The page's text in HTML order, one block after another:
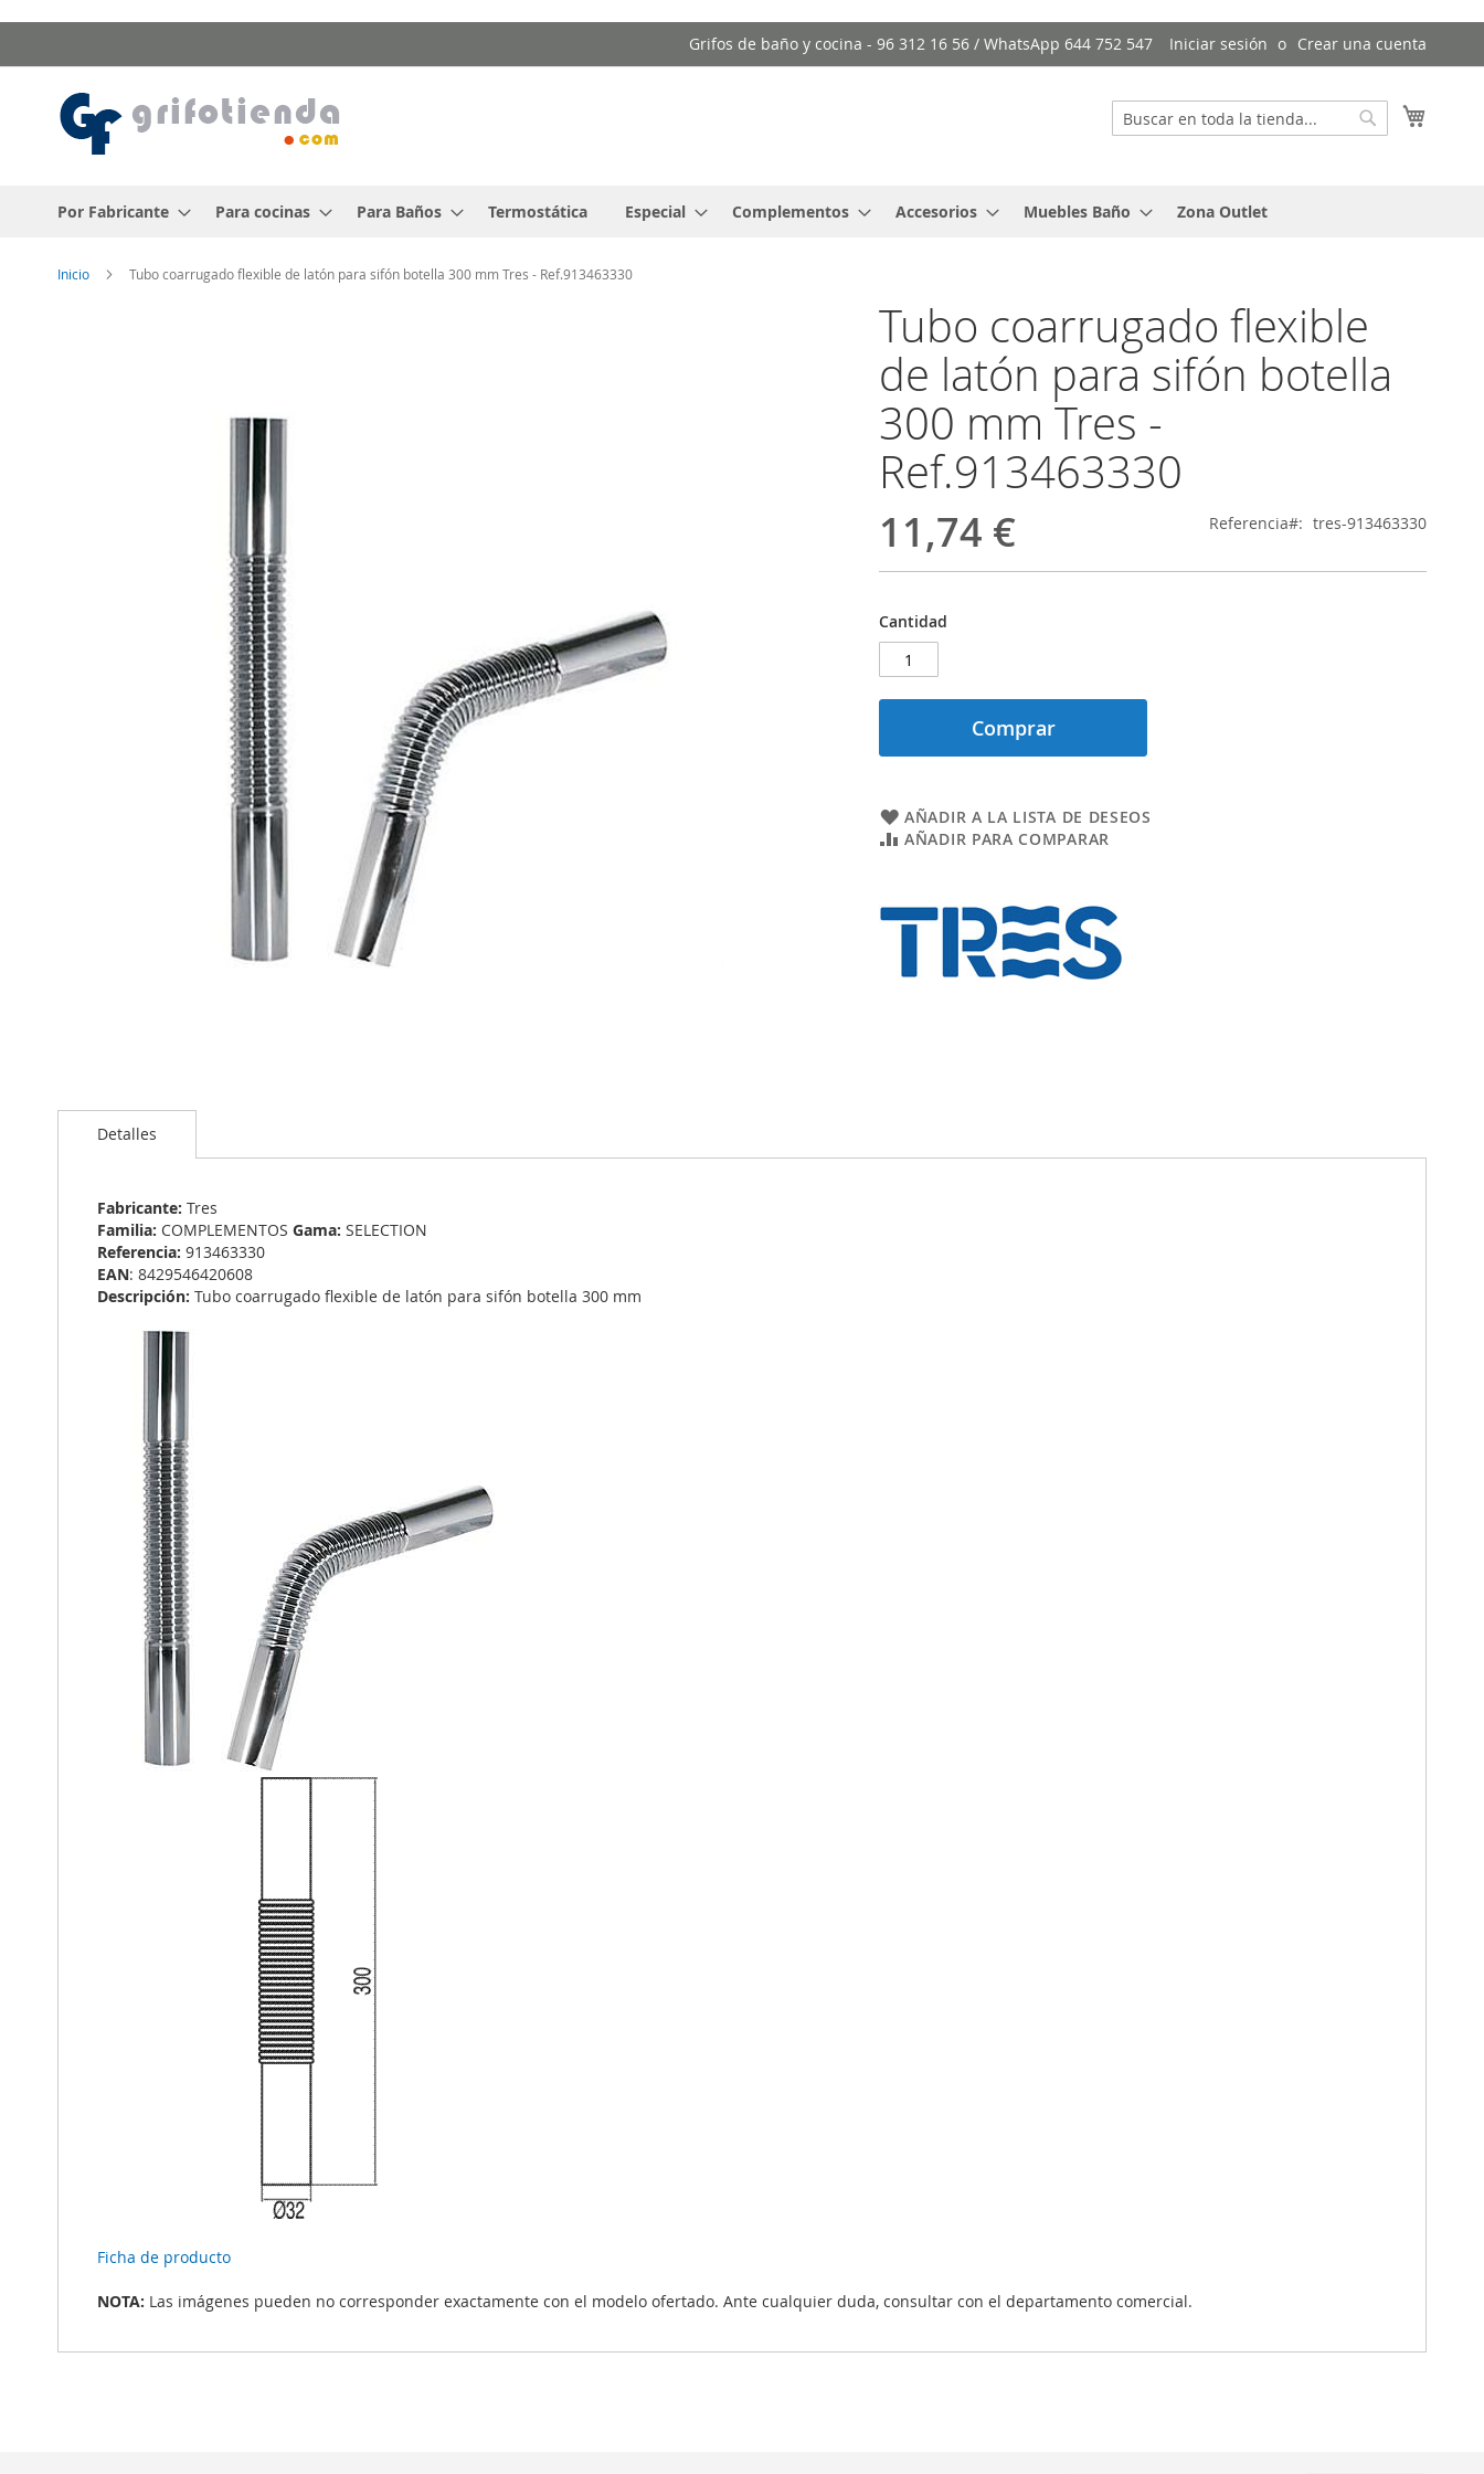
al
Grifos de baño y cocina - 96 312 16 56 / WhatsApp 644 752 547 Iniciar sesión Crear una cuenta
Buscar
Por Fabricante Para cocinas Para Baños Termostática Especial Complementos Accesorios Muebles Baño Zona Outlet
Inicio Tubo coarrugado flexible de latón para sifón botella 300 mm Tres - Ref.913463330
Tubo coarrugado flexible
de latón para sifón botella
300 mm Tres -
Ref.913463330
11,74 € Referencia tres-913463330
Cantidad
Comprar
AÑADIR A LA LISTA DE DESEOS
AÑADIR PARA COMPARAR
al
comienzo
galería
imágenes
Detalles
Fabricante: Tres
Familia: COMPLEMENTOS Gama: SELECTION
Referencia: 913463330
EAN: 8429546420608
Descripción: Tubo coarrugado flexible de latón para sifón botella 300 mm
Ficha de producto
NOTA: Las imágenes pueden no corresponder exactamente con el modelo ofertado. Ante cualquier duda, consultar con el departamento comercial.